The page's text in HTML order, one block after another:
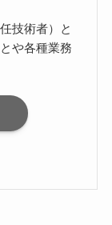
技術者）と
や各種業務